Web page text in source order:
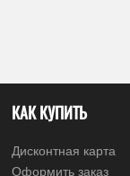
КАК КУПИТЬ
Дисконтная карта
Оформить заказ